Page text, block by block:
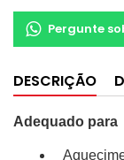
Pergunte
DESCRIÇÃO
Adequado para